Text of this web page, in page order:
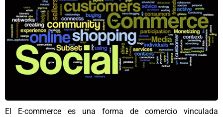
El E-commerce es una forma de comercio vinculada